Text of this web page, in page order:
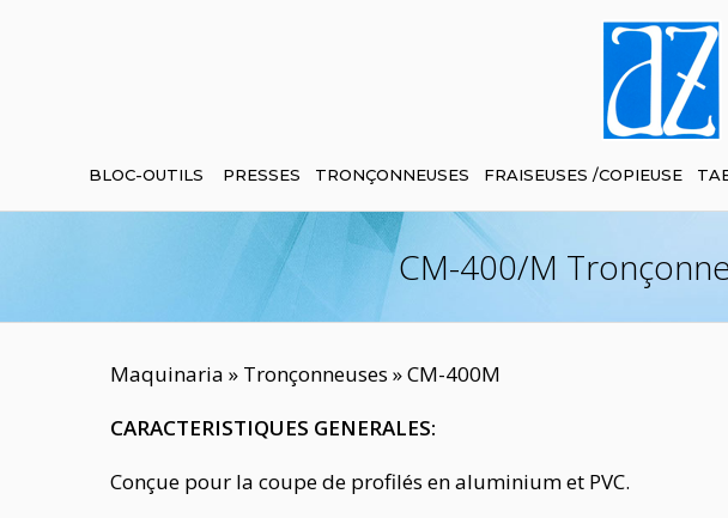
BLOC-OUTILS PRESSES TRONÇONNEUSES FRAISEUSES /COPIEUSE
CM-400/M
Maquinaria » Tronçonneuses » CM-400M
CARACTERISTIQUES GENERALES:
Conçue pour la coupe de profilés en aluminium et PVC.